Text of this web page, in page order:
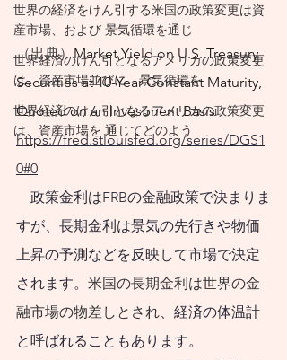
ます。必然的に発生
する支出であれば、
将来に向けて背負っ
ている負債です。
​人生100年時代が現
実になった今、これ
に見合った資産形成
の必要性を背負って
暮らしていると意識
すべきです。
日本社会で急速な
少子化が進行する中
世界の経済をけん引する米国の政策変更は資
産市場、および 景気循環を通じ
世界経済のけん引となるアメリカの政策変更
は、資産市場並びに 景気循環を
世界経済のけん引となるアメリカの政策変更
は、資産市場を 通じてどのよう
（出典）Market Yield on U.S. Treasury
Securities at 10-Year Constant Maturity,
Quoted on an Investment Basis
https://fred.stlouisfed.org/series/DGS1
0#0
政策金利はFRBの金融政策で決まりま
すが、長期金利は景気の先行きや物価
上昇の予測などを反映して市場で決定
されます。 米国の長期金利は世界の金
融市場の物差しとされ、 経済の体温計
と呼ばれることもあります。